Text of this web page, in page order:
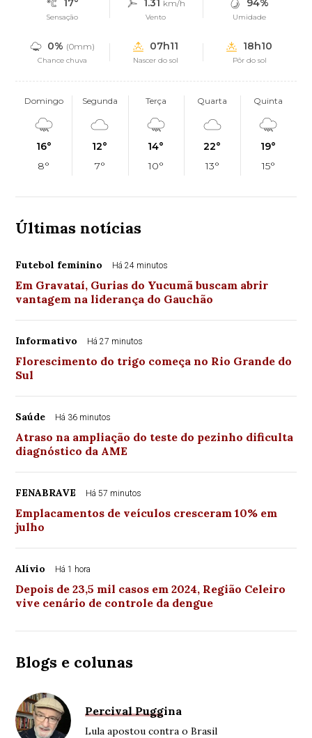
17°
Sensação
1.31 km/h
Vento
94%
Umidade
0% (0mm)
Chance chuva
07h11
Nascer do sol
18h10
Pôr do sol
Domingo
16°
8°
Segunda
12°
7°
Terça
14°
10°
Quarta
22°
13°
Quinta
19°
15°
Últimas notícias
Futebol feminino Há 24 minutos
Em Gravataí, Gurias do Yucumã buscam abrir
vantagem na liderança do Gauchão
Informativo Há 27 minutos
Florescimento do trigo começa no Rio Grande do
Sul
Saúde Há 36 minutos
Atraso na ampliação do teste do pezinho dificulta
diagnóstico da AME
FENABRAVE Há 57 minutos
Emplacamentos de veículos cresceram 10% em
julho
Alívio Há 1 hora
Depois de 23,5 mil casos em 2024, Região Celeiro
vive cenário de controle da dengue
Blogs e colunas
Percival Puggina
Lula apostou contra o Brasil